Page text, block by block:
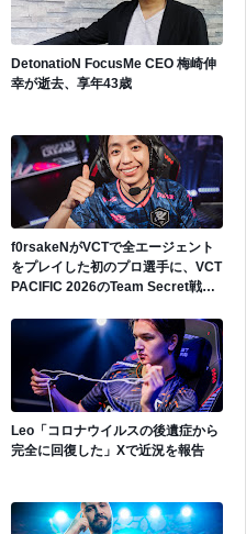
DetonatioN FocusMe CEO 梅崎伸
幸が逝去、享年43歳
f0rsakeNがVCTで全エージェント
をプレイした初のプロ選手に、VCT
PACIFIC 2026のTeam Secret戦で
Leo「コロナウイルスの後遺症から
完全に回復した」Xで近況を報告